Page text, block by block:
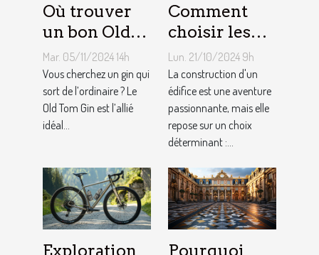
Où trouver
un bon Old
Tom Gin
artisanal ?
Mar. 05/11/2024 14h
Vous cherchez un gin qui
sort de l’ordinaire ? Le
Old Tom Gin est l’allié
idéal...
Comment
choisir les
matériaux de
construction
adaptés à
votre projet
Lun. 21/10/2024 9h
La construction d'un
édifice est une aventure
passionnante, mais elle
repose sur un choix
déterminant :...
Exploration Pourquoi